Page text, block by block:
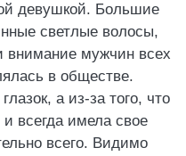
девушкой. Большие
светлые волосы,
внимание мужчин всех
в обществе.
а из-за того, что
всегда имела свое
всего. Видимо